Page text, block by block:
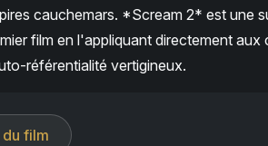
cauchemars. *Scream 2* est une
film en l'appliquant directement aux
référentialité vertigineux.
film